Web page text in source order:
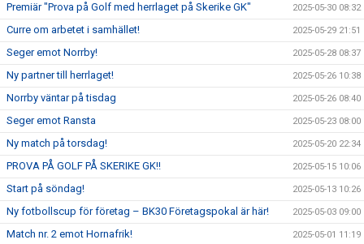
Premiär "Prova på Golf med herrlaget på Skerike GK" 2025-05-30 08:32
Curre om arbetet i samhället! 2025-05-29 21:51
Seger emot Norrby! 2025-05-28 08:37
Ny partner till herrlaget! 2025-05-26 10:38
Norrby väntar på tisdag 2025-05-26 08:40
Seger emot Ransta 2025-05-23 08:00
Ny match på torsdag! 2025-05-20 22:34
PROVA PÅ GOLF PÅ SKERIKE GK!! 2025-05-15 10:06
Start på söndag! 2025-05-13 10:26
Ny fotbollscup för företag – BK30 Företagspokal är här! 2025-05-03 09:00
Match nr. 2 emot Hornafrik! 2025-05-01 11:19